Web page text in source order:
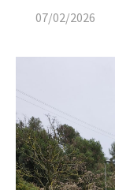
07/02/2026